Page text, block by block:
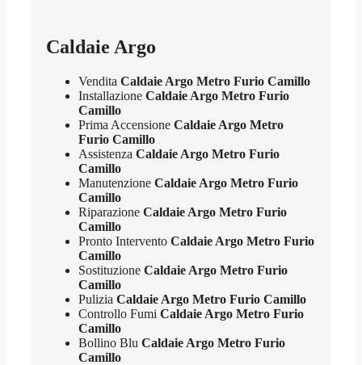
Caldaie Argo
Vendita Caldaie Argo Metro Furio Camillo
Installazione Caldaie Argo Metro Furio
Camillo
Prima Accensione Caldaie Argo Metro
Furio Camillo
Assistenza Caldaie Argo Metro Furio
Camillo
Manutenzione Caldaie Argo Metro Furio
Camillo
Riparazione Caldaie Argo Metro Furio
Camillo
Pronto Intervento Caldaie Argo Metro Furio
Camillo
Sostituzione Caldaie Argo Metro Furio
Camillo
Pulizia Caldaie Argo Metro Furio Camillo
Controllo Fumi Caldaie Argo Metro Furio
Camillo
Bollino Blu Caldaie Argo Metro Furio
Camillo